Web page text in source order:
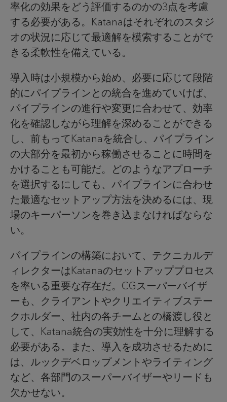
率化の効果をどう評価するのかの3点を考慮
する必要がある。Katanaはそれぞれのスタジ
オの状況に応じて最適解を模索することがで
きる柔軟性を備えている。
導入時は小規模から始め、必要に応じて段階
的にパイプラインとの統合を進めていけば、
パイプラインの進行や変更に合わせて、効率
化を確認しながら理解を深めることができる
し、前もってKatanaを統合し、パイプライン
の大部分を最初から稼働させることに時間を
かけることも可能だ。どのようなアプローチ
を選択するにしても、パイプラインに合わせ
た最適なセットアップ方法を決めるには、現
場のキーパーソンを巻き込まなければならな
い。
パイプラインの構築において、テクニカルデ
ィレクターはKatanaのセットアッププロセス
を率いる重要な存在だ。CGスーパーバイザ
ーも、クライアントやクリエイティブステー
クホルダー、社内の各チームとの橋渡し役と
して、Katana統合の実効性を十分に理解する
必要がある。また、導入を成功させるために
は、ルックデベロップメントやライティング
など、各部門のスーパーバイザーやリードも
欠かせない。